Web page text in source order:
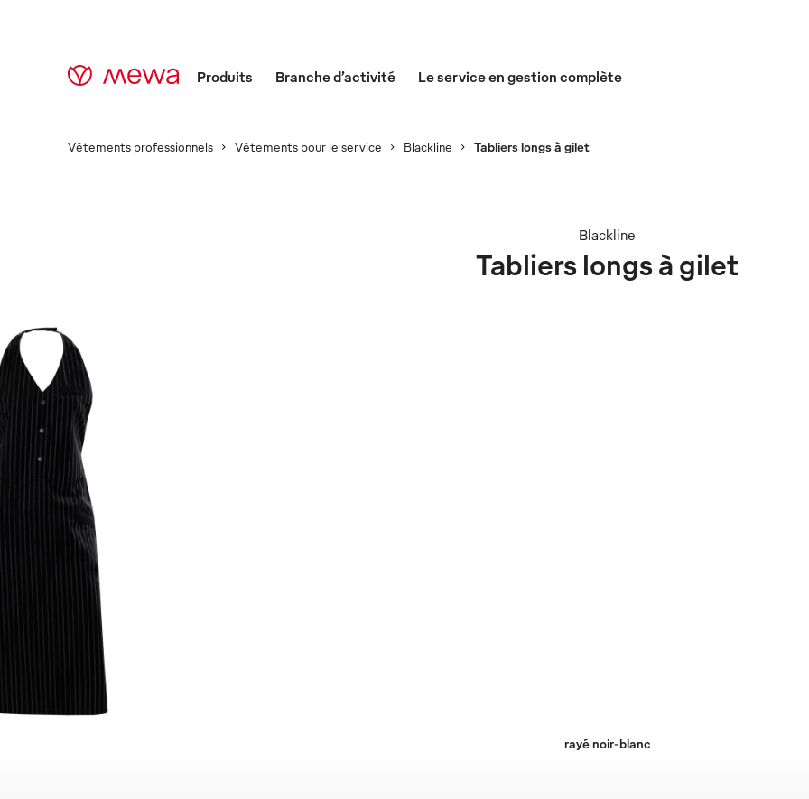
Produits Branche d’activité Le service en gestion complète
Vêtements professionnels Vêtements pour le service Blackline Tabliers longs à gilet
Tabliers longs à gilet
Blackline
rayé noir-blanc